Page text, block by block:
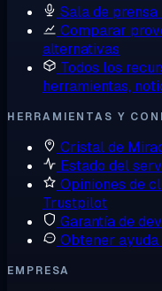
Sala de prensa
Comparar
alternativas
Todos los
herramientas,
HERRAMIENTAS Y
Cristal de
Estado del
Opiniones de
Trustpilot
Garantía de
Obtener ayuda
EMPRESA